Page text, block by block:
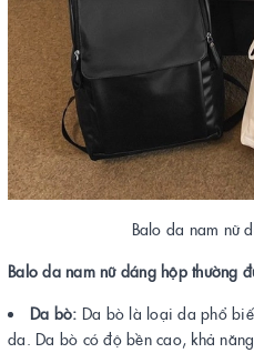
Balo da nam nữ
Balo da nam nữ dáng hộp thường
Da bò: Da bò là loại da phổ
da. Da bò có độ bền cao, khả